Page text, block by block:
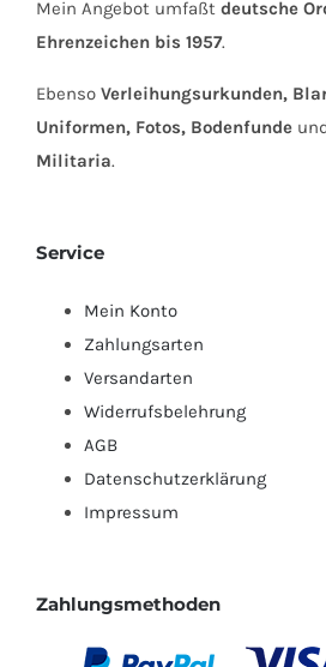
Mein Angebot umfaßt deutsche
Ehrenzeichen bis 1957.
Ebenso Verleihungsurkunden,
Uniformen, Fotos, Bodenfunde
Militaria.
Service
Mein Konto
Zahlungsarten
Versandarten
Widerrufsbelehrung
AGB
Datenschutzerklärung
Impressum
Zahlungsmethoden